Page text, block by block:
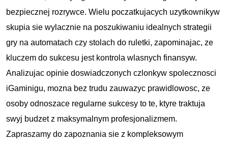
bezpiecznej rozrywce. Wielu poczatkujacych uzytkownikуw
skupia sie wylacznie na poszukiwaniu idealnych strategii
gry na automatach czy stolach do ruletki, zapominajac, ze
kluczem do sukcesu jest kontrola wlasnych finansуw.
Analizujac opinie doswiadczonych czlonkуw spolecznosci
iGaminigu, mozna bez trudu zauwazyc prawidlowosc, ze
osoby odnoszace regularne sukcesy to te, ktуre traktuja
swуj budzet z maksymalnym profesjonalizmem.
Zapraszamy do zapoznania sie z kompleksowym